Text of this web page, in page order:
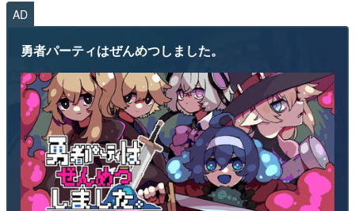
AD
勇者パーティはぜんめつしました。